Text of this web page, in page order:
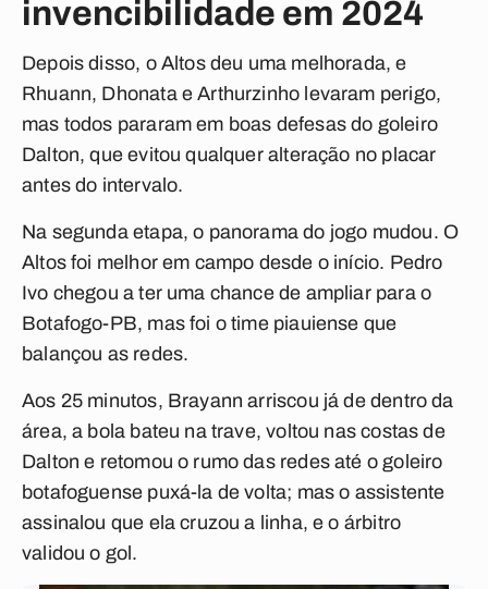
invencibilidade em 2024
Depois disso, o Altos deu uma melhorada, e
Rhuann, Dhonata e Arthurzinho levaram perigo,
mas todos pararam em boas defesas do goleiro
Dalton, que evitou qualquer alteração no placar
antes do intervalo.
Na segunda etapa, o panorama do jogo mudou. O
Altos foi melhor em campo desde o início. Pedro
Ivo chegou a ter uma chance de ampliar para o
Botafogo-PB, mas foi o time piauiense que
balançou as redes.
Aos 25 minutos, Brayann arriscou já de dentro da
área, a bola bateu na trave, voltou nas costas de
Dalton e retomou o rumo das redes até o goleiro
botafoguense puxá-la de volta; mas o assistente
assinalou que ela cruzou a linha, e o árbitro
validou o gol.